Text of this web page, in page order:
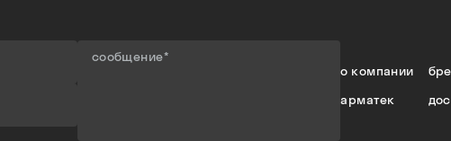
сообщение*
о компании
арматек